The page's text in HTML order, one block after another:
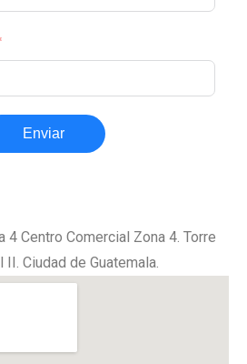
Enviar
4 Centro Comercial Zona 4. Torre
Ciudad de Guatemala.